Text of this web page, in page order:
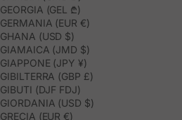
GEORGIA (GEL ₾)
GERMANIA (EUR €)
GHANA (USD $)
GIAMAICA (JMD $)
GIAPPONE (JPY ¥)
GIBILTERRA (GBP £)
GIBUTI (DJF FDJ)
GIORDANIA (USD $)
GRECIA (EUR €)